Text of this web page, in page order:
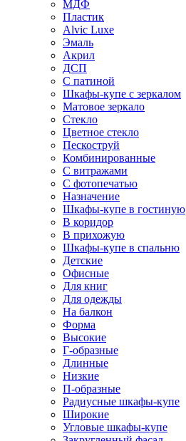
МДФ
Пластик
Alvic Luxe
Эмаль
Акрил
ДСП
С патиной
Шкафы-купе с зеркалом
Матовое зеркало
Стекло
Цветное стекло
Пескоструй
Комбинированные
С витражами
С фотопечатью
Назначение
Шкафы-купе в гостиную
В коридор
В прихожую
Шкафы-купе в спальню
Детские
Офисные
Для книг
Для одежды
На балкон
Форма
Высокие
Г-образные
Длинные
Низкие
П-образные
Радиусные шкафы-купе
Широкие
Угловые шкафы-купе